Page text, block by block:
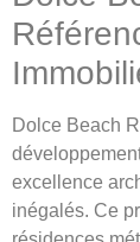
Dolce Beach
excellence
inégalés. Ce